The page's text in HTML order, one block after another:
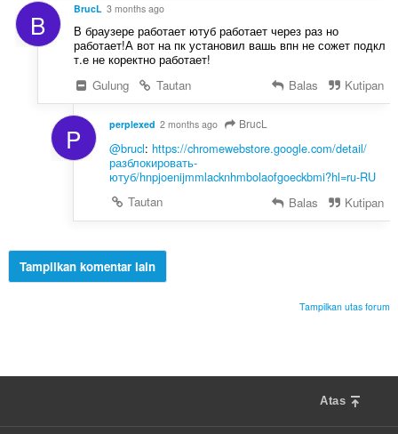
B BrucL 3 months ago
В браузере работает ютуб работает через раз но
работает!А вот на пк установил вашь впн не сожет подкл
т.е не коректно работает!
Gulung
Tautan Balas Kutipan
P perplexed 2 months ago BrucL
@brucl: https://chromewebstore.google.com/detail/
разблокировать-
ютуб/hnpjoenijmmlacknhmbolaofgoeckbmi?hl=ru-RU
Tautan
Balas Kutipan
Tampilkan komentar lain
Tampilkan utas forum
Atas